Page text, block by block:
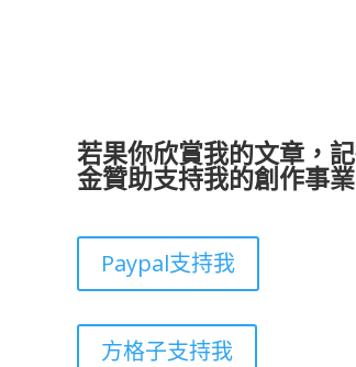
若果你欣賞我的文章，
金贊助支持我的創作事業
Paypal支持我
方格子支持我